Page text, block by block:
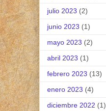
julio 2023 (2)
junio 2023 (1)
mayo 2023 (2)
abril 2023 (1)
febrero 2023 (13)
enero 2023 (4)
diciembre 2022 (1)